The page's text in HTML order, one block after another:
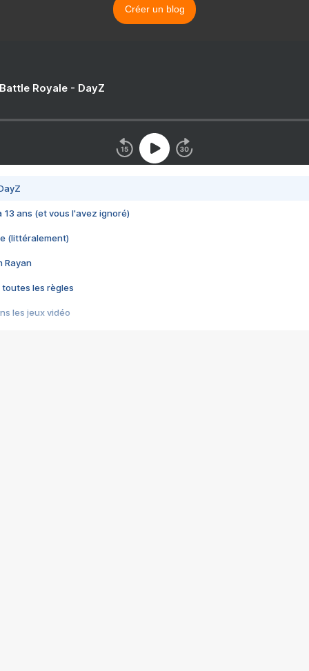
Créer un blog
Royale - DayZ
13 ans (et vous l'avez ignoré)
(littéralement)
Rayan
toutes les règles
les jeux vidéo